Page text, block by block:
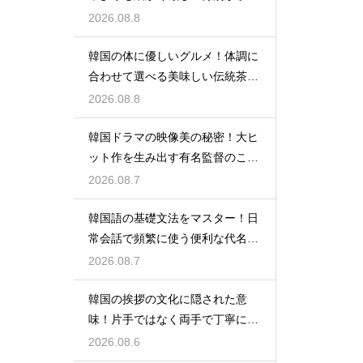
られる理由
2026.08.8
韓国の体に優しいグルメ！体調に
合わせて選べる美味しい伝統茶の
驚きの効能
2026.08.8
韓国ドラマの映像美の秘密！大ヒ
ット作を生み出す有名監督のこだ
わりの特徴
2026.08.7
韓国語の基礎文法をマスター！日
常会話で頻繁に使う便利な代名詞
の一覧
2026.08.7
韓国の挨拶の文化に隠された意
味！片手ではなく両手で丁寧に握
手する理由
2026.08.6